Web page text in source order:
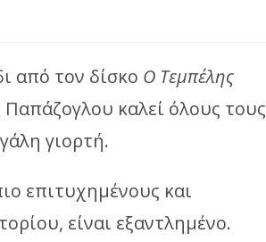
από τον δίσκο Ο Τεμπέλης
καλεί όλους τους
γιορτή.
επιτυχημένους και
είναι εξαντλημένο.